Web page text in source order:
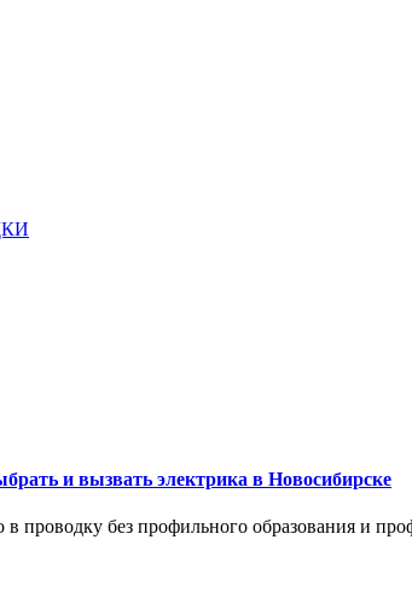
и вызвать электрика в Новосибирске
в проводку без профильного образования и